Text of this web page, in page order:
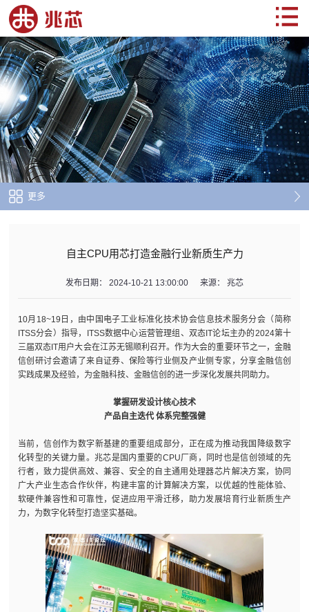
更多
自主CPU用芯打造金融行业新质生产力
发布日期： 2024-10-21 13:00:00 来源： 兆芯
10月18~19日，由中国电子工业标准化技术协会信息技术服务分会（简称
ITSS分会）指导，ITSS数据中心运营管理组、双态IT论坛主办的2024第十
三届双态IT用户大会在江苏无锡顺利召开。作为大会的重要环节之一，金融
信创研讨会邀请了来自证券、保险等行业侧及产业侧专家，分享金融信创
实践成果及经验，为金融科技、金融信创的进一步深化发展共同助力。
掌握研发设计核心技术
产品自主迭代 体系完整强健
当前，信创作为数字新基建的重要组成部分，正在成为推动我国降级数字
化转型的关键力量。兆芯是国内重要的CPU厂商，同时也是信创领域的先
行者，致力提供高效、兼容、安全的自主通用处理器芯片解决方案，协同
广大产业生态合作伙伴，构建丰富的计算解决方案，以优越的性能体验、
软硬件兼容性和可靠性，促进应用平滑迁移，助力发展培育行业新质生产
力，为数字化转型打造坚实基础。